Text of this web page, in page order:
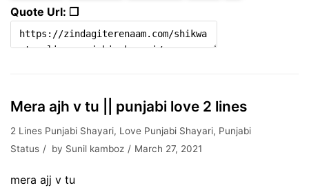
Quote Url: ❐
Mera ajh v tu || punjabi love 2 lines
2 Lines Punjabi Shayari, Love Punjabi Shayari, Punjabi
Status
by Sunil kamboz March 27, 2021
mera ajj v tu